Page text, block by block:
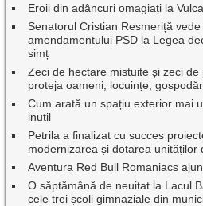
Eroii din adâncuri omagiați la
Senatorul Cristian Resmeriță
amendamentului PSD la Legea
simț
Zeci de hectare mistuite și zeci
proteja oameni, locuințe,
Cum arată un spațiu exterior mai
inutil
Petrila a finalizat cu succes
modernizarea și dotarea unităților
Aventura Red Bull Romaniacs
O săptămână de neuitat la Lacul
cele trei școli gimnaziale din